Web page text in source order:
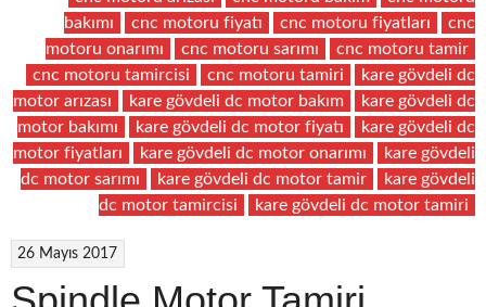
bakımı
cnc motoru fiyatı cnc motoru fiyatları
cnc
motoru onarımı
cnc motoru sarımı
cnc motoru tamir
cnc motoru tamircisi
cnc motoru tamiri
kare gövdeli dc
motor arızası
kare gövdeli dc motor bakım
kare gövdeli dc
motor bakımı
kare gövdeli dc motor fiyatı
kare gövdeli dc
motor fiyatları
kare gövdeli dc motor onarımı
kare gövdeli
dc motor sarımı
kare gövdeli dc motor tamir
kare gövdeli
dc motor tamircisi
kare gövdeli dc motor tamiri
26 Mayıs 2017